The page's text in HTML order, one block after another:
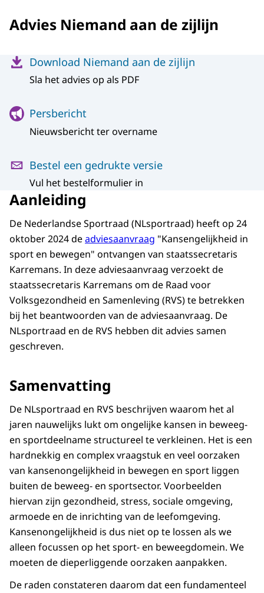
Advies Niemand aan de zijlijn
MenuDownload Niemand aan de zijlijn
Sla het advies op als PDF
Persbericht
Nieuwsbericht ter overname
Bestel een gedrukte versie
Vul het bestelformulier in
Aanleiding
De Nederlandse Sportraad (NLsportraad) heeft op 24
oktober 2024 deadviesaanvraag "Kansengelijkheid in
sport en bewegen" ontvangen van staatssecretaris
Karremans. In deze adviesaanvraag verzoekt de
staatssecretaris Karremans om de Raad voor
Volksgezondheid en Samenleving (RVS) te betrekken
bij het beantwoorden van de adviesaanvraag. De
NLsportraad en de RVS hebben dit advies samen
geschreven.
Samenvatting
De NLsportraad en RVS beschrijven waarom het al
jaren nauwelijks lukt om ongelijke kansen in beweeg-
en sportdeelname structureel te verkleinen. Het is een
hardnekkig en complex vraagstuk en veel oorzaken
van kansenongelijkheid in bewegen en sport liggen
buiten de beweeg- en sportsector. Voorbeelden
hiervan zijn gezondheid, stress, sociale omgeving,
armoede en de inrichting van de leefomgeving.
Kansenongelijkheid is dus niet op te lossen als we
alleen focussen op het sport- en beweegdomein. We
moeten de dieperliggende oorzaken aanpakken.
De raden constateren daarom dat een fundamenteel